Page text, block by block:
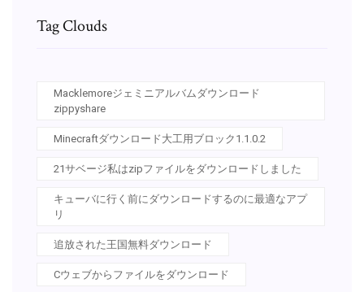
Tag Clouds
Macklemoreジェミニアルバムダウンロード
zippyshare
Minecraftダウンロード大工用ブロック1.1.0.2
21サベージ私はzipファイルをダウンロードしました
キューバに行く前にダウンロードするのに最適なアプ
リ
追放された王国無料ダウンロード
Cウェブからファイルをダウンロード